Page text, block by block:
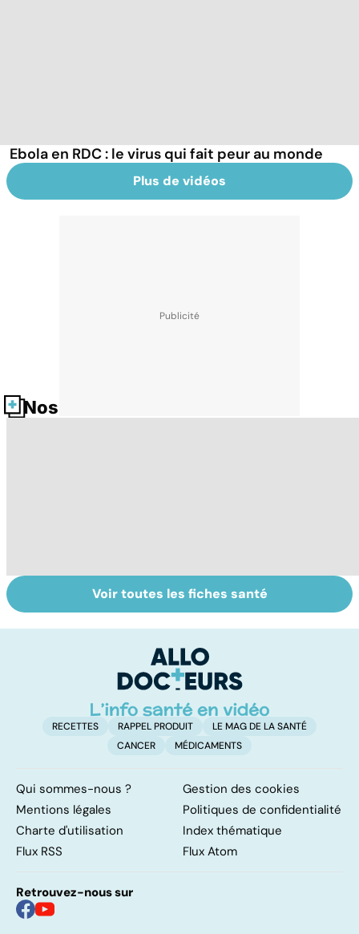
Ebola en RDC : le virus qui fait peur au monde
Plus de vidéos
Nos fiches santé
Tout savoir sur
les infections
Inflammation des
amygdales : que
d'angine ?
Voir toutes les fiches santé
RECETTES RAPPEL PRODUIT
LE MAG DE LA SANTÉ
CANCER
MÉDICAMENTS
Qui sommes-nous ?
Gestion des cookies
Mentions légales
Politiques de confidentialité
Charte d'utilisation
Index thématique
Flux RSS
Flux Atom
Retrouvez-nous sur